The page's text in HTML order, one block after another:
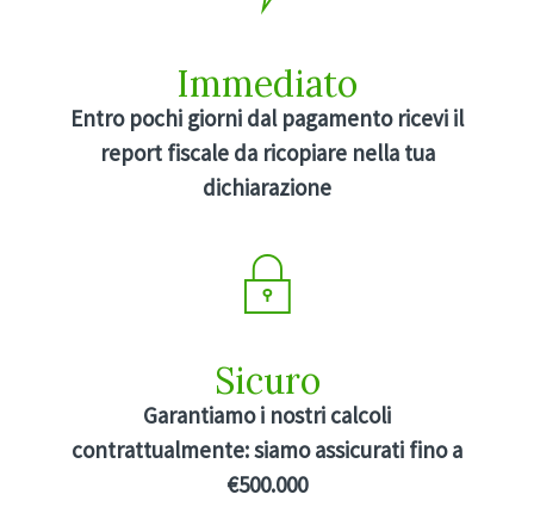
Immediato
Entro pochi giorni dal pagamento ricevi il
report fiscale da ricopiare nella tua
dichiarazione
Sicuro
Garantiamo i nostri calcoli
contrattualmente: siamo assicurati fino a
€500.000